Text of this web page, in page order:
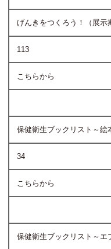
げんきをつくろう！（展
113
こちらから
保健衛生ブックリスト～
34
こちらから
保健衛生ブックリスト～